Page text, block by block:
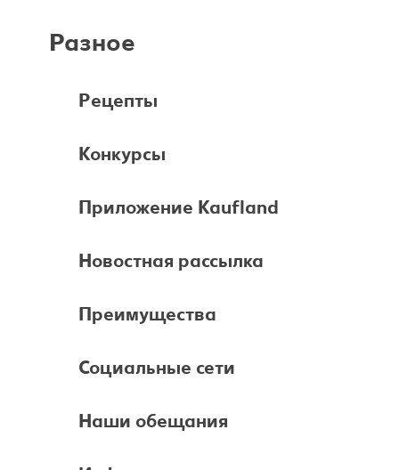
Разное
Pецепты
Конкурсы
Приложение Kaufland
Новостная рассылка
Преимущества
Социальные сети
Наши обещания